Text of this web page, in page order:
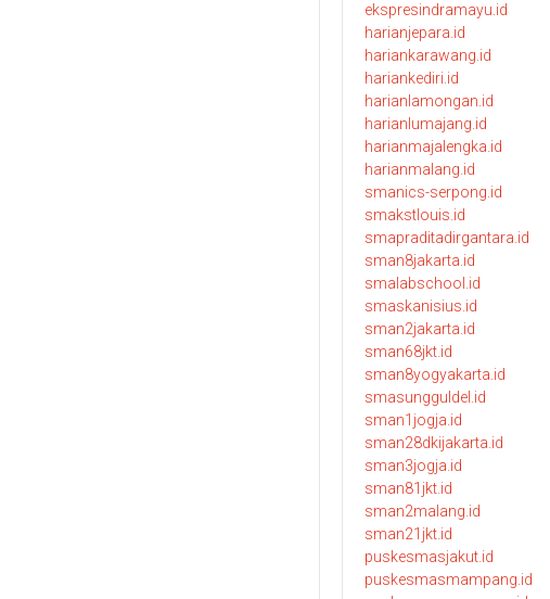
ekspresindramayu.id
harianjepara.id
hariankarawang.id
hariankediri.id
harianlamongan.id
harianlumajang.id
harianmajalengka.id
harianmalang.id
smanics-serpong.id
smakstlouis.id
smapraditadirgantara.id
sman8jakarta.id
smalabschool.id
smaskanisius.id
sman2jakarta.id
sman68jkt.id
sman8yogyakarta.id
smasungguldel.id
sman1jogja.id
sman28dkijakarta.id
sman3jogja.id
sman81jkt.id
sman2malang.id
sman21jkt.id
puskesmasjakut.id
puskesmasmampang.id